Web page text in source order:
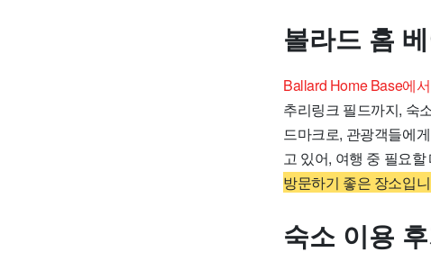
볼라드 홈
Ballard Home Base에
추리링크 필드까지, 숙
드마크로, 관광객들에
고 있어, 여행 중 필요
방문하기 좋은 장소입
숙소 이용